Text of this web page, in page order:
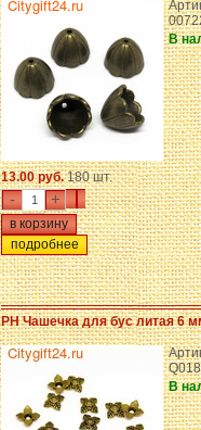
В
13.00 руб.180 шт.
- +
подробнее
PH Чашечка для бус литая 6
В